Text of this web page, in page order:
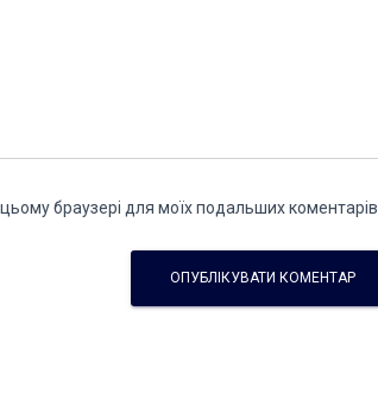
браузері для моїх подальших коментарів.